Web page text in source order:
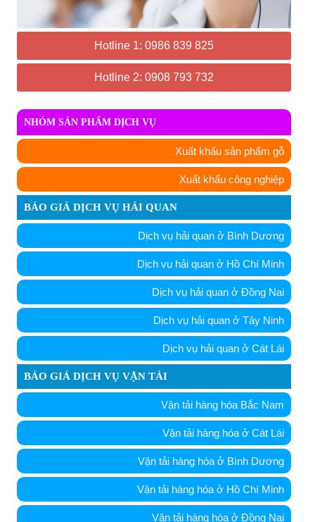
Hotline 1: 0986 839 825
Hotline 2: 0908 793 732
NHÓM SẢN PHẨM DỊCH VỤ
Xuất khẩu sản phẩm gỗ
Xuất khẩu công nghiệp
BÁO GIÁ DỊCH VỤ HẢI QUAN
Dịch vụ hải quan ở Bình Dương
Dịch vụ hải quan ở Hồ Chí Minh
Dịch vụ hải quan ở Đồng Nai
Dịch vụ hải quan ở Tây Ninh
Dịch vụ hải quan ở Cát Lái
BÁO GIÁ DỊCH VỤ VẬN TẢI
Vận tải hàng hóa Bắc Nam
Vận tải hàng hóa ở Cát Lái
Vận tải hàng hóa ở Bình Dương
Vận tải hàng hóa ở Hồ Chí Minh
Vận tải hàng hóa ở Đồng Nai